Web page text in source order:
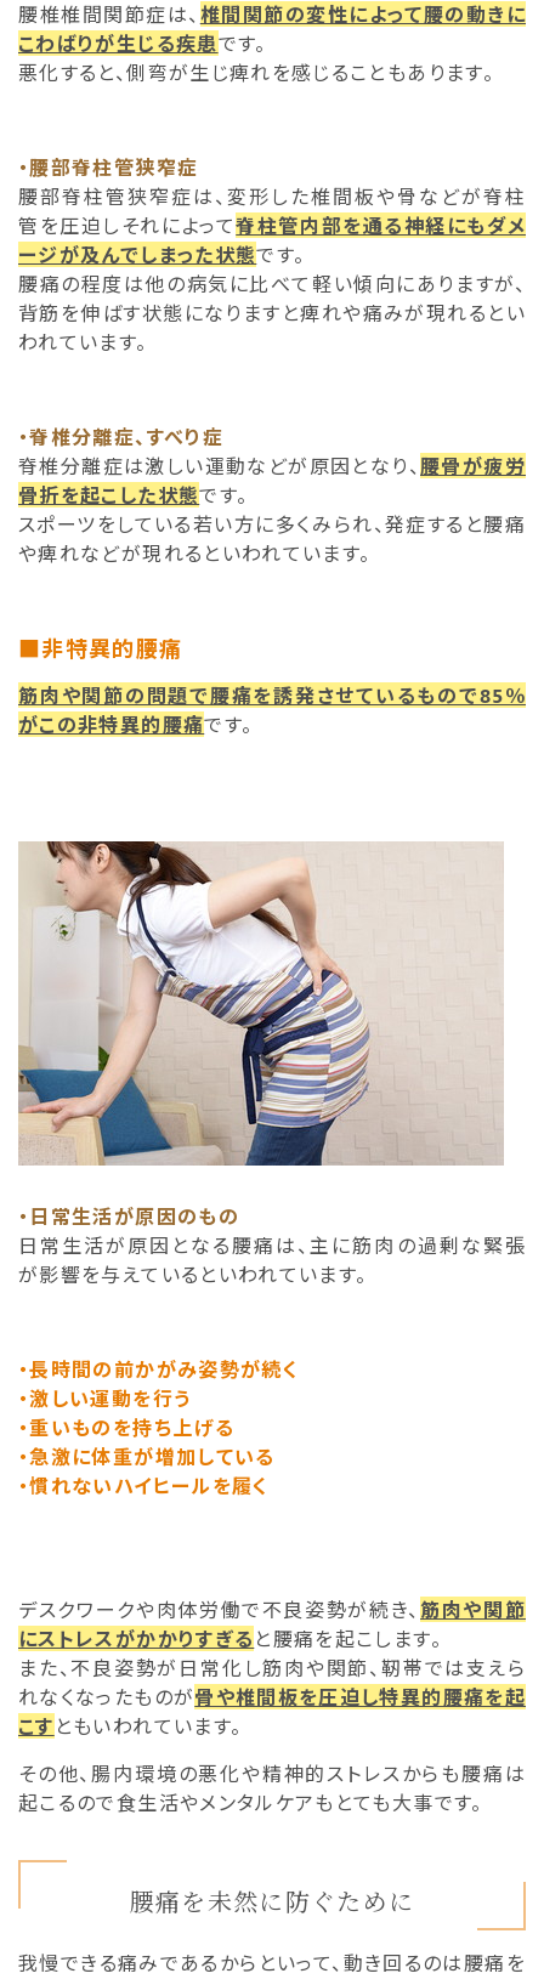
腰椎椎間関節症は、 椎間関節の変性によって腰の動きに
こわばりが生じる疾患です。
悪化すると、側弯が生じ痺れを感じることもあります。
・腰部脊柱管狭窄症
腰部脊柱管狭窄症は、変形した椎間板や骨などが脊柱
管を圧迫しそれによって脊柱管内部を通る神経にもダメ
ージが及んでしまった状態です。
腰痛の程度は他の病気に比べて軽い傾向にありますが、
背筋を伸ばす状態になりますと痺れや痛みが現れるとい
われています。
・脊椎分離症、すべり症
脊椎分離症は激しい運動などが原因となり、腰骨が疲労
骨折を起こした状態です。
スポーツをしている若い方に多くみられ、発症すると腰痛
や痺れなどが現れるといわれています。
■非特異的腰痛
筋肉や関節の問題で腰痛を誘発させているもので85％
がこの非特異的腰痛です。
・日常生活が原因のもの
日常生活が原因となる腰痛は、主に筋肉の過剰な緊張
が影響を与えているといわれています。
・長時間の前かがみ姿勢が続く
・激しい運動を行う
・重いものを持ち上げる
・急激に体重が増加している
・慣れないハイヒールを履く
デスクワークや肉体労働で不良姿勢が続き、筋肉や関節
にストレスがかかりすぎる と腰痛を起こします。
また、不良姿勢が日常化し筋肉や関節、靭帯では支えら
れなくなったものが骨や椎間板を圧迫し特異的腰痛を起
こす ともいわれています。
その他、腸内環境の悪化や精神的ストレスからも腰痛は
起こるので食生活やメンタルケアもとても大事です。
腰痛を未然に防ぐために
我慢できる痛みであるからといって、動き回るのは腰痛を